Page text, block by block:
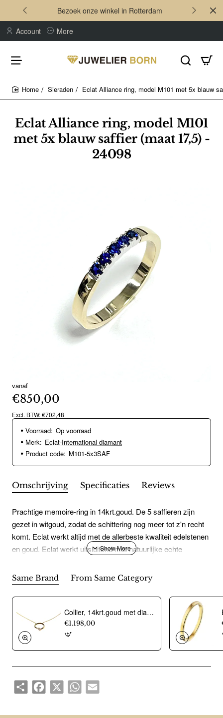
Bezoek onze winkel in Rotterdam
Account More
Eclat Alliance ring, model M101
met 5x blauw saffier (maat 17,5) -
24098
Sieraden Eclat Alliance ring, model M101 met 5x blauw
vanaf
€850,00
Excl. BTW: €702,48
Voorraad: Op voorraad
Merk: Eclat-International diamant
Product code: M101-5x3SAF
Omschrijving Specificaties Reviews
Prachtige memoire-ring in 14krt.goud. De 5 saffieren zijn
gezet in witgoud, zodat de schittering nog meer tot z'n recht
komt. Eclat werkt altijd met de allerbeste kwaliteit edelstenen
en goud. Eclat werkt uitsluitend met natuurlijke echte
edelstenen gebruikt. Bij aankoop van elk sieraad van Eclat
ontvangt u een certificaat.
Same Brand From Same Category
Collier, 14krt.goud met diamant totaal 0,08ct. (lengte: 42-45cm.) - 24455
€1.198,00
ShareFacebook
X WhatsAppEmail